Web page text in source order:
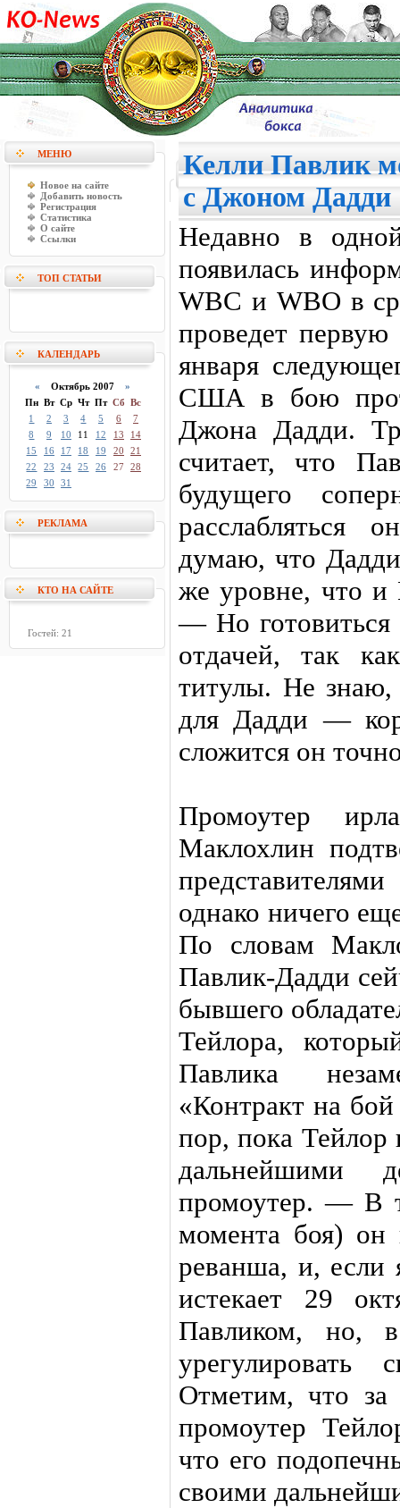
МЕНЮ
Новое на сайте
Добавить новость
Регистрация
Статистика
О сайте
Ссылки
ТОП СТАТЬИ
КАЛЕНДАРЬ
« Октябрь 2007»
Пн Вт Ср Чт Пт Сб Вс
1
2 3 4 5 6
7
8
9 10 11 12 13
14
15
16 17 18 19 20
21
22
23 24 25 26 27
28
29
30 31
РЕКЛАМА
КТО НА САЙТЕ
Гостей: 21
Келли Павлик
с Джоном Дадди
Недавно в
появилась
WBC и WBO в
проведет
января
США в бою
Джона Дадди.
считает, что
будущего
расслабляться
думаю, что
же уровне, что и
— Но
отдачей, так
титулы. Не знаю,
для Дадди —
сложится он
Промоутер
Маклохлин
однако ничего
По словам
Павлик-Дадди
бывшего
Тейлора,
Павлика
«Контракт на
пор, пока Тейлор
дальнейшими
промоутер. — В
момента боя) он
реванша, и, если
истекает 29
Павликом, но,
урегулировать
Отметим, что за
промоутер
что его
своими